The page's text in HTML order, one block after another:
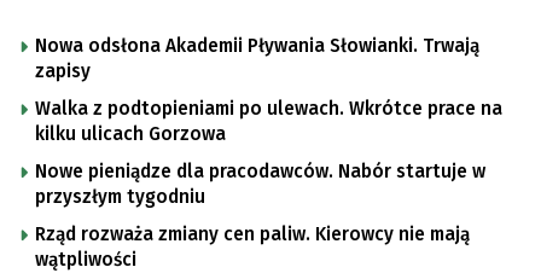
Nowa odsłona Akademii Pływania Słowianki. Trwają
zapisy
Walka z podtopieniami po ulewach. Wkrótce prace na
kilku ulicach Gorzowa
Nowe pieniądze dla pracodawców. Nabór startuje w
przyszłym tygodniu
Rząd rozważa zmiany cen paliw. Kierowcy nie mają
wątpliwości